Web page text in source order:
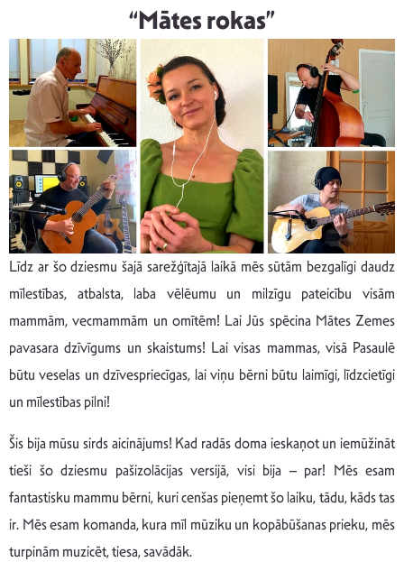
“Mātes rokas”
Līdz ar šo dziesmu šajā sarežģītajā laikā mēs sūtām bezgalīgi daudz
mīlestības, atbalsta, laba vēlēumu un milzīgu pateicību visām
mammām, vecmammām un omītēm! Lai Jūs spēcina Mātes Zemes
pavasara dzīvīgums un skaistums! Lai visas mammas, visā Pasaulē
būtu veselas un dzīvespriecīgas, lai viņu bērni būtu laimīgi, līdzcietīgi
un mīlestības pilni!
Šis bija mūsu sirds aicinājums! Kad radās doma ieskaņot un iemūžināt
tieši šo dziesmu pašizolācijas versijā, visi bija – par! Mēs esam
fantastisku mammu bērni, kuri cenšas pieņemt šo laiku, tādu, kāds tas
ir. Mēs esam komanda, kura mīl mūziku un kopābūšanas prieku, mēs
turpinām muzicēt, tiesa, savādāk.